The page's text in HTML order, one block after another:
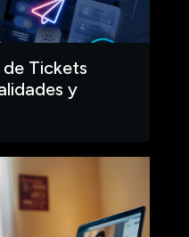
Tickets
y